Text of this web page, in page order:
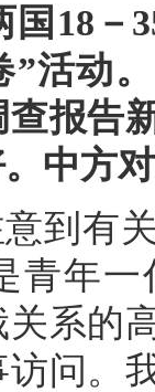
18－
”活动
报告
中方
到有
青年
系的
问。